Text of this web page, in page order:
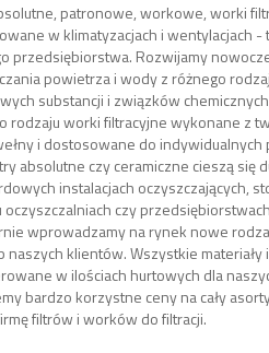
patronowe, workowe, worki
w klimatyzacjach i wentylacjach
przedsiębiorstwa. Rozwijamy
powietrza i wody z różnego
substancji i związków
rodzaju worki filtracyjne wykonane z
i dostosowane do
absolutne czy ceramiczne cieszą się
instalacjach oczyszczających,
oczyszczalniach czy
wprowadzamy na rynek nowe
naszych klientów. Wszystkie
w ilościach hurtowych dla
bardzo korzystne ceny na cały
filtrów i worków do filtracji.